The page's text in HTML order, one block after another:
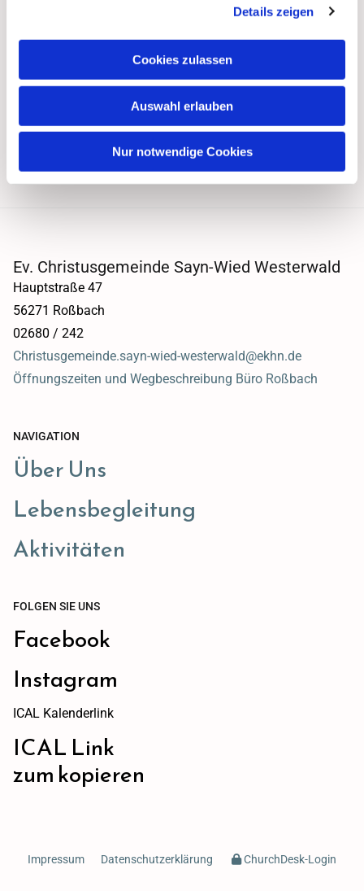
Details zeigen
Cookies zulassen
Auswahl erlauben
Nur notwendige Cookies
Ev. Christusgemeinde Sayn-Wied Westerwald
Hauptstraße 47
56271 Roßbach
02680 / 242
Christusgemeinde.sayn-wied-westerwald@ekhn.de
Öffnungszeiten und Wegbeschreibung Büro Roßbach
NAVIGATION
Über Uns
Lebensbegleitung
Aktivitäten
FOLGEN SIE UNS
Facebook
Instagram
ICAL Kalenderlink
ICAL Link
zum kopieren
Impressum Datenschutzerklärung ChurchDesk-Login